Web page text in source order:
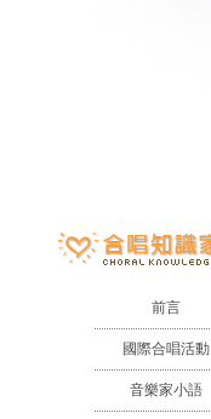
前言
國際合唱活動
音樂家小語